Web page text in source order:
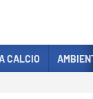
CALCIO